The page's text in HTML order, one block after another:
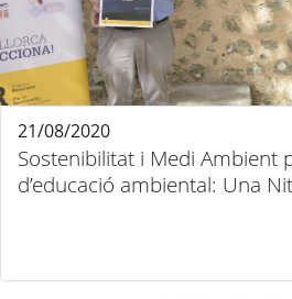
Sostenibilitat i Medi Ambient
d’educació ambiental: Una
21/08/2020